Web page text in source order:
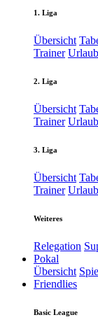
1. Liga
Übersicht
Trainer Urlaub
2. Liga
Übersicht
Trainer Urlaub
3. Liga
Übersicht
Trainer Urlaub
Weiteres
Relegation
Pokal
Übersicht
Friendlies
Basic League